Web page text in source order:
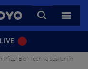
VOYO
CAUTA
TOATE
Pfizer BioNTech va sosi luni în